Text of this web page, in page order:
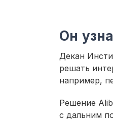
Он
Декан
решать
например,
Решение
с дальним